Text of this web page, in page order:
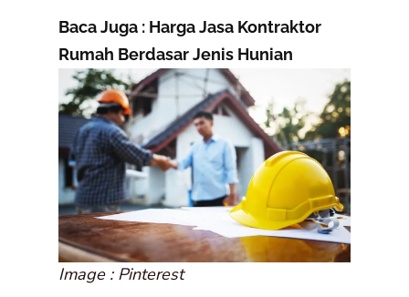
Baca Juga : Harga Jasa Kontraktor
Rumah Berdasar Jenis Hunian
Image : Pinterest